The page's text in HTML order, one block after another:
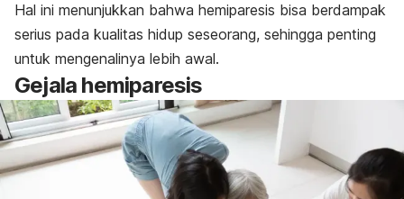
Hal ini menunjukkan bahwa hemiparesis bisa berdampak
serius pada kualitas hidup seseorang, sehingga penting
untuk mengenalinya lebih awal.
Gejala hemiparesis